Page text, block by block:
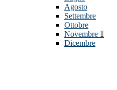
Agosto
Settembre
Ottobre
Novembre 1
Dicembre